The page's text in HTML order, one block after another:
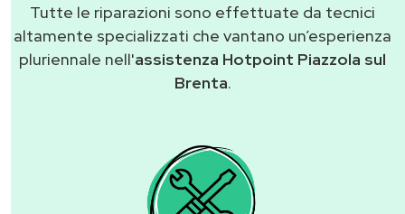
Tutte le riparazioni sono effettuate da tecnici
altamente specializzati che vantano un’esperienza
pluriennale nell'assistenza Hotpoint Piazzola sul
Brenta.